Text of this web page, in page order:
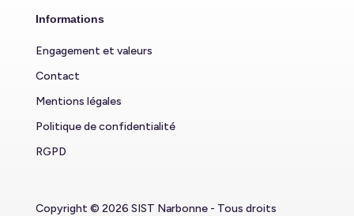
Informations
Engagement et valeurs
Contact
Mentions légales
Politique de confidentialité
RGPD
Copyright © 2026 SIST Narbonne - Tous droits